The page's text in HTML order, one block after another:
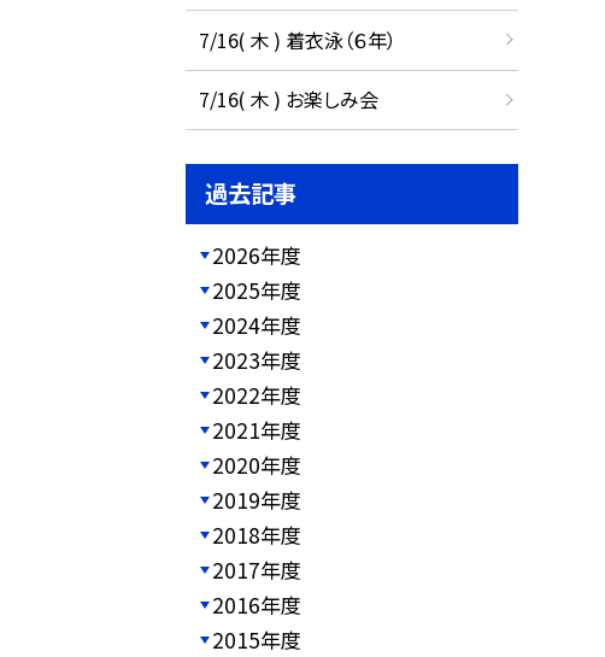
7/16( 木 ) 着衣泳（６年）
7/16( 木 ) お楽しみ会
過去記事
2026年度
2025年度
2024年度
2023年度
2022年度
2021年度
2020年度
2019年度
2018年度
2017年度
2016年度
2015年度